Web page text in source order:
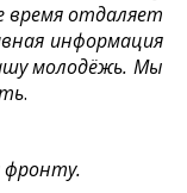
время отдаляет
информация
молодёжь. Мы
.
фронту.